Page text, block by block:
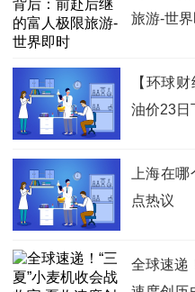
旅游-世
【环球
油价23日
上海在
点热议
全球速递